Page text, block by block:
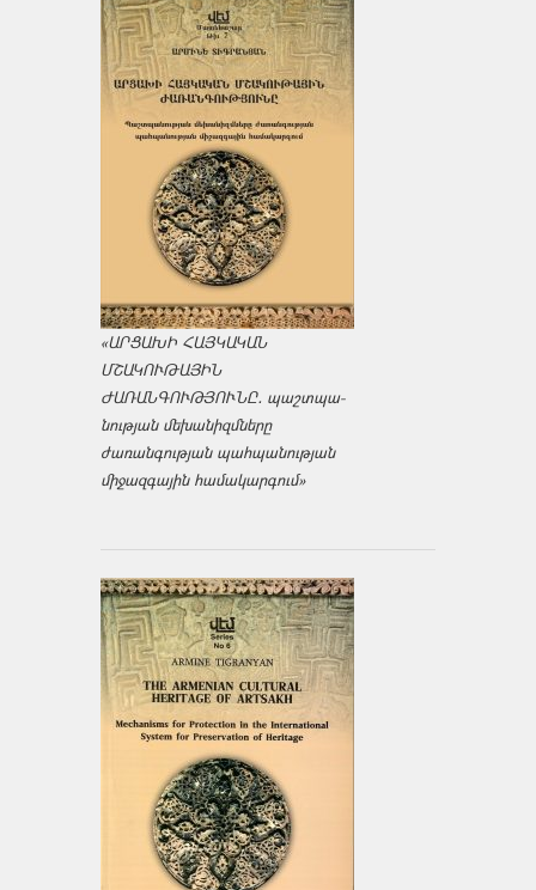
«ԱՐՑԱԽԻ ՀԱՅԿԱԿԱՆ
ՄՇԱԿՈՒԹԱՅԻՆ
ԺԱՌԱՆԳՈՒԹՅՈՒՆԸ․ պաշտպա­
նության մեխանիզմները
ժառանգության պահպանության
միջազ­գային համակարգում»